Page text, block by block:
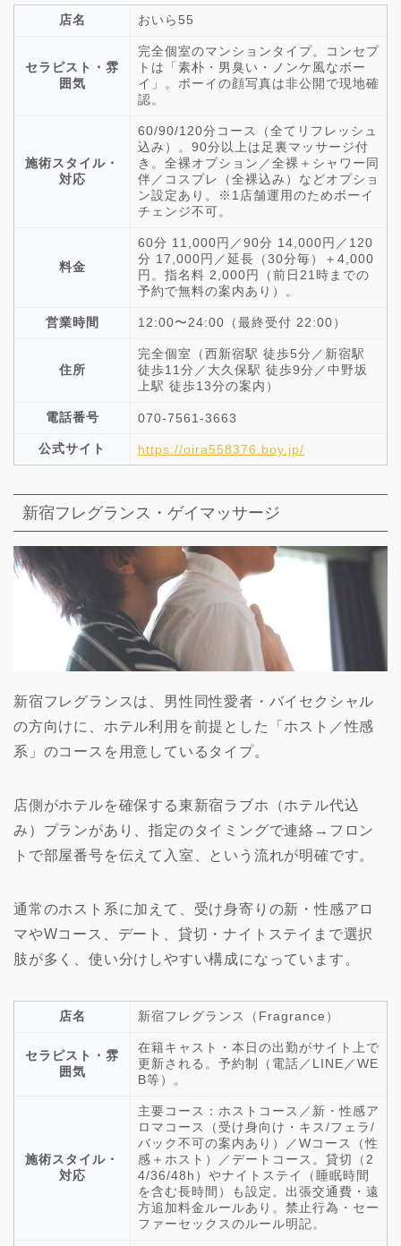
店名 おいら55
セラピスト・雰
囲気
完全個室のマンションタイプ。コンセプ
トは「素朴・男臭い・ノンケ風なボー
イ」。ボーイの顔写真は非公開で現地確
認。
施術スタイル・
対応
60/90/120分コース（全てリフレッシュ
込み）。90分以上は足裏マッサージ付
き。全裸オプション／全裸＋シャワー同
伴／コスプレ（全裸込み）などオプショ
ン設定あり。※1店舗運用のためボーイ
チェンジ不可。
料金
60分 11,000円／90分 14,000円／120
分 17,000円／延長（30分毎）＋4,000
円。指名料 2,000円（前日21時までの
予約で無料の案内あり）。
営業時間 12:00〜24:00（最終受付 22:00）
住所
完全個室（西新宿駅 徒歩5分／新宿駅
徒歩11分／大久保駅 徒歩9分／中野坂
上駅 徒歩13分の案内）
電話番号 070-7561-3663
公式サイト https://oira558376.boy.jp/
新宿フレグランス・ゲイマッサージ
新宿フレグランスは、男性同性愛者・バイセクシャル
の方向けに、ホテル利用を前提とした「ホスト／性感
系」のコースを用意しているタイプ。
店側がホテルを確保する東新宿ラブホ（ホテル代込
み）プランがあり、指定のタイミングで連絡→フロン
トで部屋番号を伝えて入室、という流れが明確です。
通常のホスト系に加えて、受け身寄りの新・性感アロ
マやWコース、デート、貸切・ナイトステイまで選択
肢が多く、使い分けしやすい構成になっています。
店名 新宿フレグランス（Fragrance）
セラピスト・雰
囲気
在籍キャスト・本日の出勤がサイト上で
更新される。予約制（電話／LINE／WE
B等）。
施術スタイル・
対応
主要コース：ホストコース／新・性感ア
ロマコース（受け身向け・キス/フェラ/
バック不可の案内あり）／Wコース（性
感＋ホスト）／デートコース。貸切（2
4/36/48h）やナイトステイ（睡眠時間
を含む長時間）も設定。出張交通費・遠
方追加料金ルールあり。禁止行為・セー
ファーセックスのルール明記。